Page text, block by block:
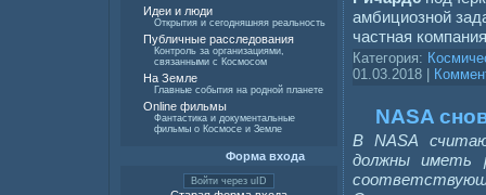
Идеи и люди
Открытия и сегодняшняя реальность
Публичные расследования
Контроль за организациями,
связанными с Космосом
На Земле
Главные события на родной планете
Online фильмы
Фантастика и документальные
фильмы о Космосе и Земле
Форма входа
Войти через uID
амбициозной
частная
Категория:
01.03.2018 |
NASA
В NASA
должны иметь